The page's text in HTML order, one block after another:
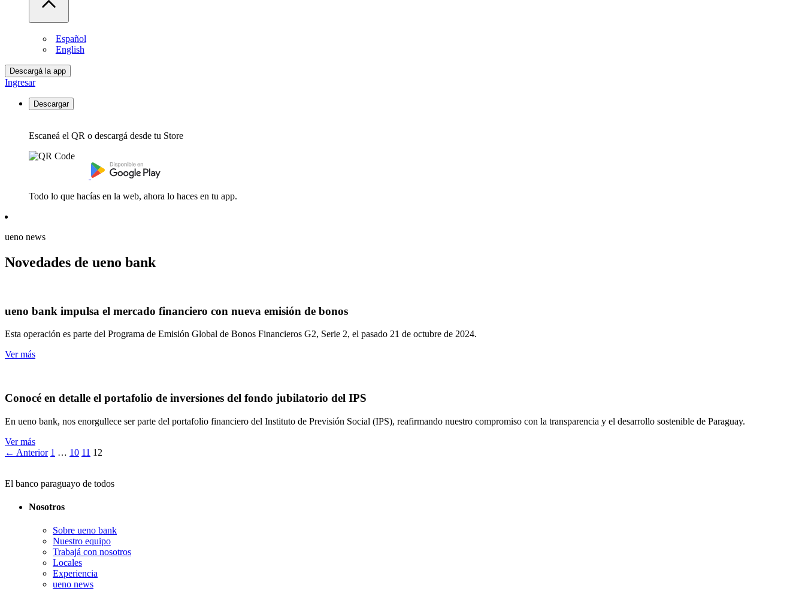
Español
English
Descargá la app
Ingresar
Descargar
Escaneá el QR o descargá desde tu Store
Todo lo que hacías en la web, ahora lo haces en tu app.
ueno news
Novedades de ueno bank
ueno bank impulsa el mercado financiero con nueva emisión de bonos
Esta operación es parte del Programa de Emisión Global de Bonos Financieros G2, Serie 2, el pasado 21 de octubre de 2024.
Ver más
Conocé en detalle el portafolio de inversiones del fondo jubilatorio del IPS
En ueno bank, nos enorgullece ser parte del portafolio financiero del Instituto de Previsión Social (IPS), reafirmando nuestro compromiso con la transparencia y el desarrollo sostenible de Paraguay.
Ver más
Navegación
páginas
← Anterior 1 … 10 11 12
El banco paraguayo de todos
Nosotros
Sobre ueno bank
Nuestro equipo
Trabajá con nosotros
Locales
Experiencia
ueno news